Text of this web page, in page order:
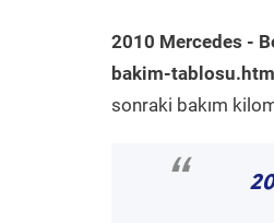
2010 Mercedes -
bakim-tablosu.html
sonraki bakım
“